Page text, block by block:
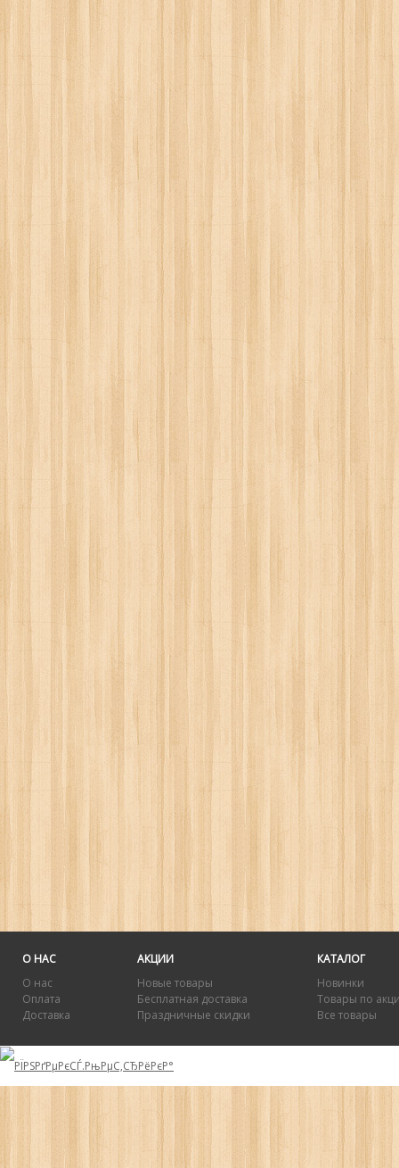
О НАС
О нас
Оплата
Доставка
АКЦИИ
Новые товары
Бесплатная доставка
Праздничные скидки
КАТАЛОГ
Новинки
Товары по
Все товары